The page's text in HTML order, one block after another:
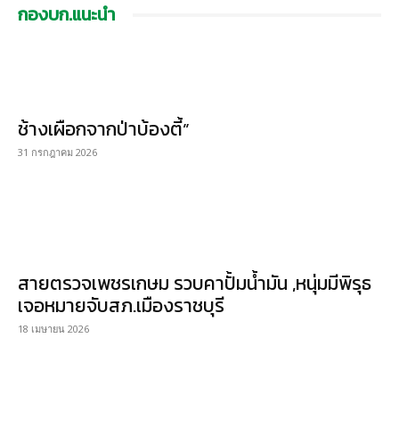
กองบก.แนะนำ
ช้างเผือกจากป่าบ้องตี้”
31 กรกฎาคม 2026
สายตรวจเพชรเกษม รวบคาปั้มน้ำมัน ,หนุ่มมีพิรุธ
เจอหมายจับสภ.เมืองราชบุรี
18 เมษายน 2026